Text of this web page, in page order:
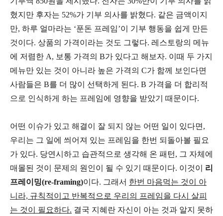
혔지만 후자는 52%가 기부 의사를 밝혔다. 같은 금액이지
만, 하루 얼마라는 ‘푼돈 프레임’이 기부 행동을 쉽게 만든
것이다. 상품의 가격이라는 것도 그렇다. 레스토랑의 메뉴
에 저렴한 A, 보통 가격의 B가 있다고 해보자. 이때 두 가지
메뉴만 있는 것이 아니라 높은 가격의 C가 함께 보인다면
사람들은 B를 더 많이 선택하게 된다. B 가격을 더 합리적
으로 인식하게 하는 프레임에 영향을 받았기 때문이다.
어떤 이슈가 있고 해결이 잘 되지 않는 어떤 일이 있다면,
우리는 그 일에 씌어져 있는 프레임을 한번 되돌아볼 필요
가 있다. 당연시하고 습관적으로 생각해 온 패턴, 그 자체에
매몰된 것이 문제의 원인이 될 수 있기 때문이다. 이것이 리
프레이밍(re-framing)이다. 그래서 한번 마음먹는 것이 아
니라, 규칙적이고 반복적으로 우리의 프레임을 다시 살피
는 것이 필요하다. 결국 지혜란 자신이 아는 것과 알지 못하